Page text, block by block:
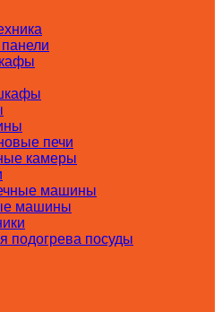
печи
камеры
машины
машины
подогрева посуды